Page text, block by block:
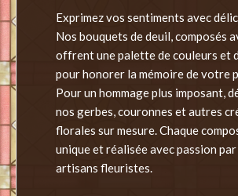
Exprimez vos sentiments avec
Nos bouquets de deuil, composés
offrent une palette de couleurs et
pour honorer la mémoire de votre
Pour un hommage plus imposant,
nos gerbes, couronnes et autres
florales sur mesure. Chaque
unique et réalisée avec passion par
artisans fleuristes.